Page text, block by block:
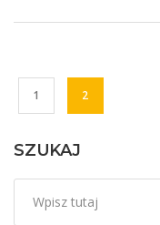
źródłem pożywienia
1 2
SZUKAJ